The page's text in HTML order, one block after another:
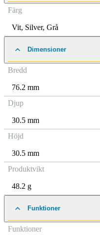
Färg
Vit, Silver, Grå
Dimensioner
Bredd
76.2 mm
Djup
30.5 mm
Höjd
30.5 mm
Produktvikt
48.2 g
Funktioner
Funktioner